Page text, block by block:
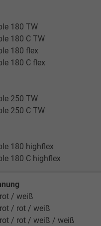
180 TW
180 C TW
180 flex
180 C flex
250 TW
250 C TW
180 highflex
180 C highflex
/ weiß
/ rot / weiß
/ rot / weiß / weiß